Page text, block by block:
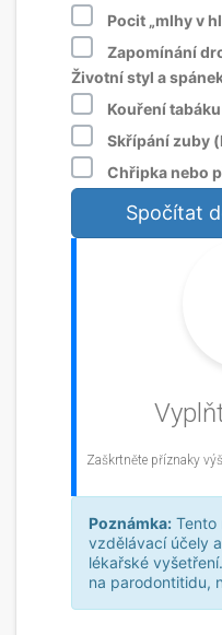
Pocit „mlhy v
Zapomínání
Životní styl a
Kouření tabáku
Skřípání zuby
Chřipka nebo
Spočítat
Zaškrtněte příznaky
Poznámka: Tento
vzdělávací účely
lékařské
na parodontitidu,